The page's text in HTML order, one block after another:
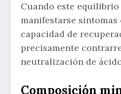
Cuando este
manifestarse
capacidad de
precisamente
neutralización de
Composición